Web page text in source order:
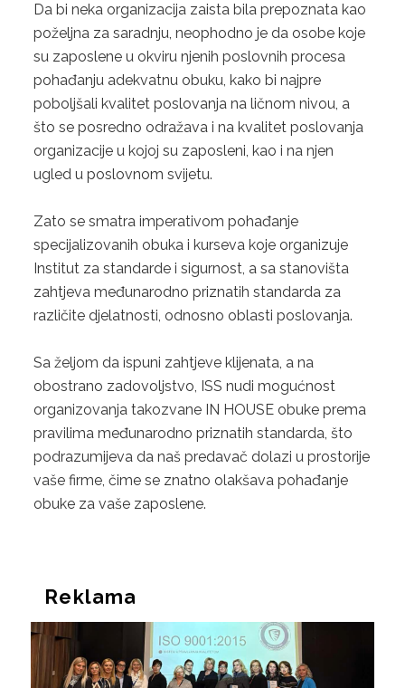
Da bi neka organizacija zaista bila prepoznata kao
poželjna za saradnju, neophodno je da osobe koje
su zaposlene u okviru njenih poslovnih procesa
pohađanju adekvatnu obuku, kako bi najpre
poboljšali kvalitet poslovanja na ličnom nivou, a
što se posredno odražava i na kvalitet poslovanja
organizacije u kojoj su zaposleni, kao i na njen
ugled u poslovnom svijetu.
Zato se smatra imperativom pohađanje
specijalizovanih obuka i kurseva koje organizuje
Institut za standarde i sigurnost, a sa stanovišta
zahtjeva međunarodno priznatih standarda za
različite djelatnosti, odnosno oblasti poslovanja.
Sa željom da ispuni zahtjeve klijenata, a na
obostrano zadovoljstvo, ISS nudi mogućnost
organizovanja takozvane IN HOUSE obuke prema
pravilima međunarodno priznatih standarda, što
podrazumijeva da naš predavač dolazi u prostorije
vaše firme, čime se znatno olakšava pohađanje
obuke za vaše zaposlene.
Reklama
KONTAKT
ZAHTJEV ZA PONUDU